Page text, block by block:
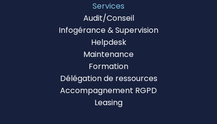
Services
Audit/Conseil
Infogérance & Supervision
Helpdesk
Maintenance
Formation
Délégation de ressources
Accompagnement RGPD
Leasing